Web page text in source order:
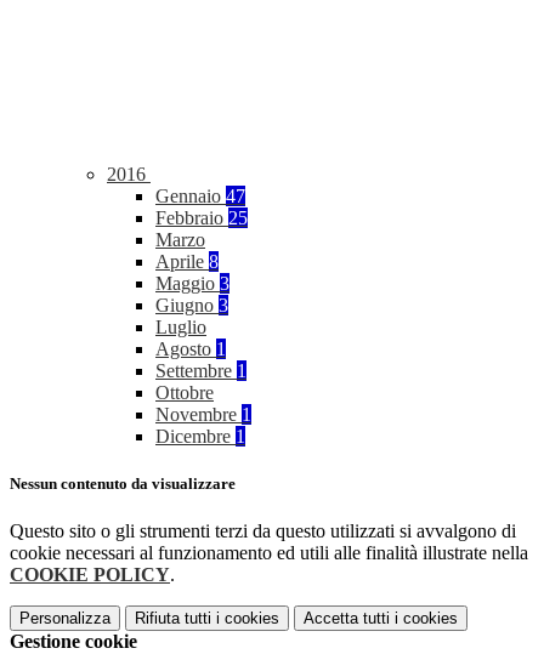
2016
Gennaio 47
Febbraio 25
Marzo
Aprile 8
Maggio 3
Giugno 3
Luglio
Agosto 1
Settembre 1
Ottobre
Novembre 1
Dicembre 1
Nessun contenuto da visualizzare
Questo sito o gli strumenti terzi da questo utilizzati si avvalgono di
cookie necessari al funzionamento ed utili alle finalità illustrate nella
COOKIE POLICY.
Personalizza Rifiuta tutti i cookies Accetta tutti i cookies
Gestione cookie